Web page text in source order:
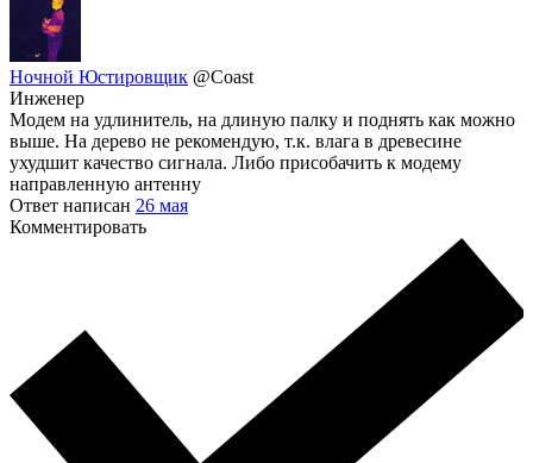
Ночной Юстировщик @Coast
Инженер
Модем на удлинитель, на длиную палку и поднять как можно
выше. На дерево не рекомендую, т.к. влага в древесине
ухудшит качество сигнала. Либо присобачить к модему
направленную антенну
Ответ написан 26 мая
Комментировать